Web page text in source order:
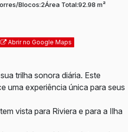
Blocos:2Área Total:92.98 m²
Abrir no Google Maps
trilha sonora diária. Este
uma experiência única para seus
vista para Riviera e para a Ilha